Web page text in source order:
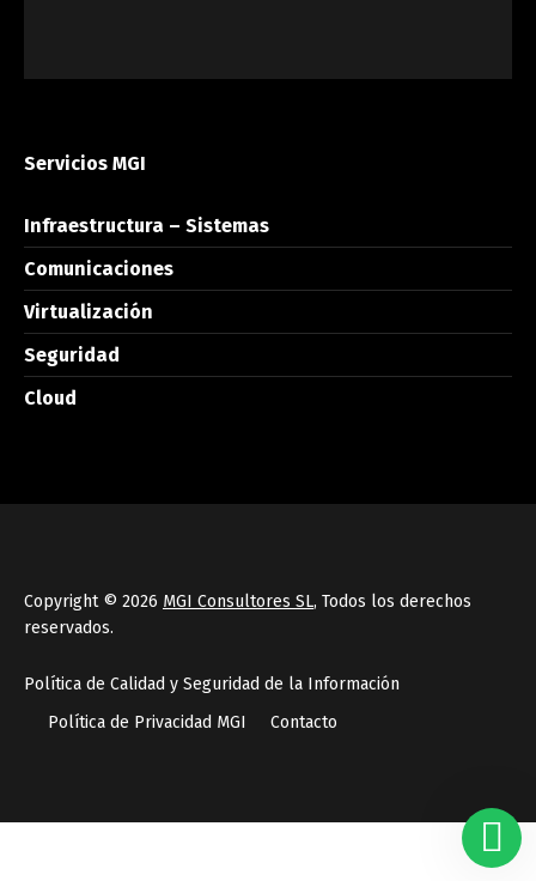
Servicios MGI
Infraestructura – Sistemas
Comunicaciones
Virtualización
Seguridad
Cloud
Copyright © 2026 MGI Consultores SL, Todos los derechos
reservados.
Política de Calidad y Seguridad de la Información
Política de Privacidad MGI
Contacto